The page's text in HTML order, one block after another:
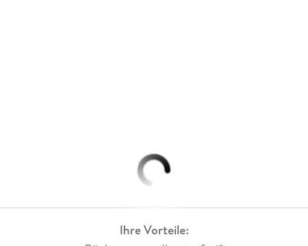
Ihre Vorteile: